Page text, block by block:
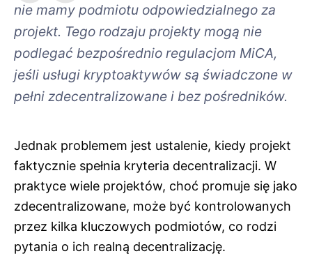
nie mamy podmiotu odpowiedzialnego za
projekt. Tego rodzaju projekty mogą nie
podlegać bezpośrednio regulacjom MiCA,
jeśli usługi kryptoaktywów są świadczone w
pełni zdecentralizowane i bez pośredników.
Jednak problemem jest ustalenie, kiedy projekt
faktycznie spełnia kryteria decentralizacji. W
praktyce wiele projektów, choć promuje się jako
zdecentralizowane, może być kontrolowanych
przez kilka kluczowych podmiotów, co rodzi
pytania o ich realną decentralizację.